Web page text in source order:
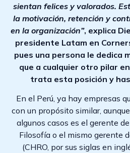
sientan felices y valorados.
la motivación, retención y
en la organización”, explica
presidente Latam en
pues una persona le dedica
que a cualquier otro pilar
trata esta posición y
En el Perú, ya hay empresas
con un propósito similar,
algunos casos es el gerente
Filosofía o el mismo gerente
(CHRO, por sus siglas en